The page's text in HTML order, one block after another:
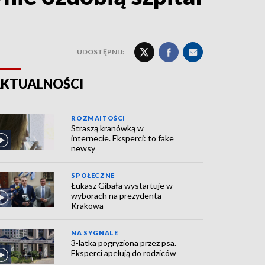
UDOSTĘPNIJ:
ROZMAITOŚCI
Straszą kranówką w
internecie. Eksperci: to fake
newsy
SPOŁECZNE
Łukasz Gibała wystartuje w
wyborach na prezydenta
Krakowa
NA SYGNALE
3-latka pogryziona przez psa.
Eksperci apelują do rodziców